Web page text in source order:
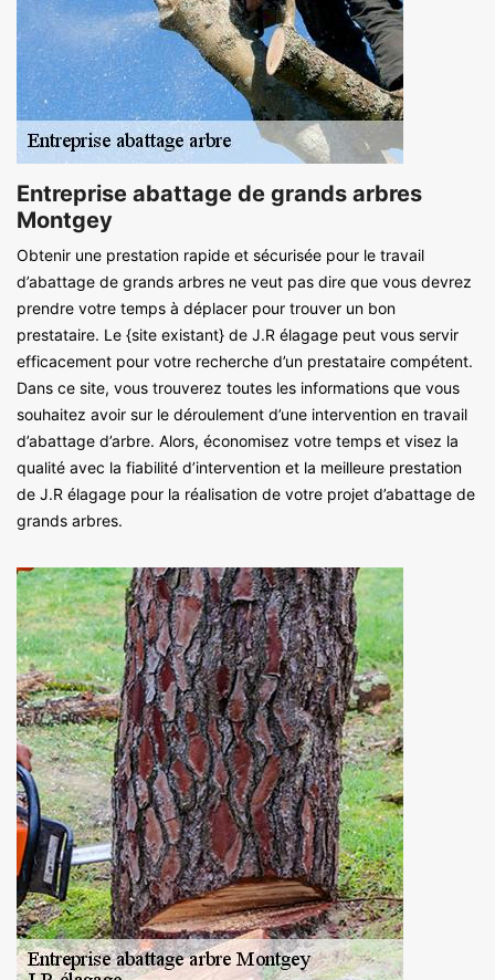
Entreprise abattage de grands arbres
Montgey
Obtenir une prestation rapide et sécurisée pour le travail
d’abattage de grands arbres ne veut pas dire que vous devrez
prendre votre temps à déplacer pour trouver un bon
prestataire. Le {site existant} de J.R élagage peut vous servir
efficacement pour votre recherche d’un prestataire compétent.
Dans ce site, vous trouverez toutes les informations que vous
souhaitez avoir sur le déroulement d’une intervention en travail
d’abattage d’arbre. Alors, économisez votre temps et visez la
qualité avec la fiabilité d’intervention et la meilleure prestation
de J.R élagage pour la réalisation de votre projet d’abattage de
grands arbres.